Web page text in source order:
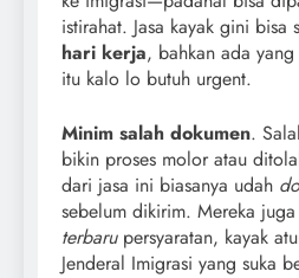
istirahat. Jasa kayak gini bisa
hari kerja, bahkan ada
itu kalo lo butuh urgent.
Minim salah dokumen.
bikin proses molor atau
dari jasa ini biasanya udah
sebelum dikirim. Mereka
terbarupersyaratan, kayak
Jenderal Imigrasi yang suka